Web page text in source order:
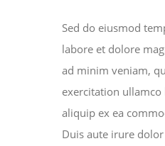
Sed do eiusmod
labore et dolore
ad minim veniam,
exercitation
aliquip ex ea
Duis aute irure